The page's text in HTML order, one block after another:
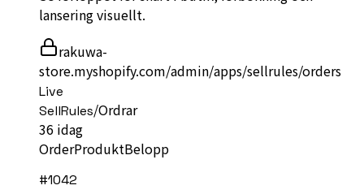
lansering visuellt.
rakuwa-
store.myshopify.com/admin/apps/sellrules/orders
Live
SellRules/Ordrar
36 idag
OrderProduktBelopp
#1042